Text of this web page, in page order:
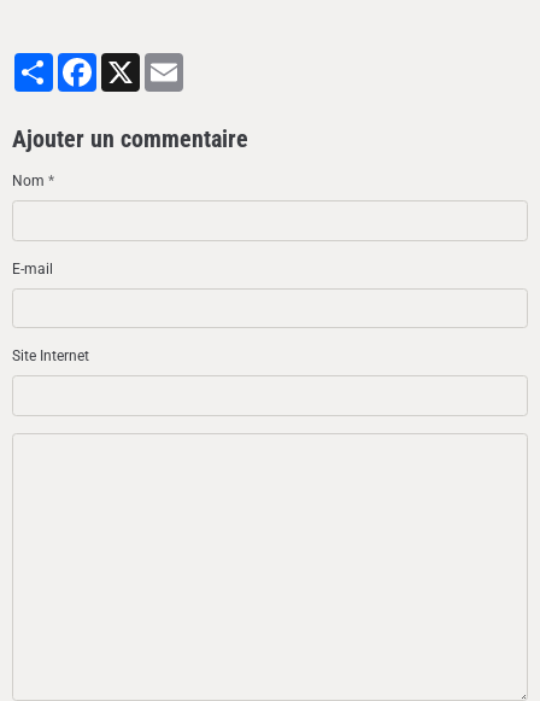
PartagerFacebook
Ajouter un commentaire
Nom
E-mail
Site Internet